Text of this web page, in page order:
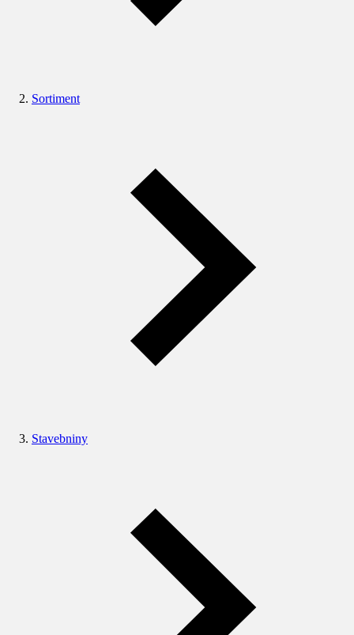
Sortiment
Stavebniny